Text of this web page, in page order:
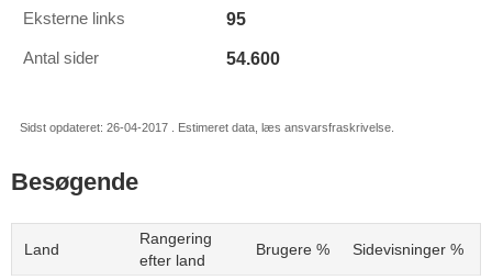
Eksterne links 95
Antal sider 54.600
Sidst opdateret: 26-04-2017 . Estimeret data, læs ansvarsfraskrivelse.
Besøgende
Land
Rangering
efter land
Brugere % Sidevisninger %